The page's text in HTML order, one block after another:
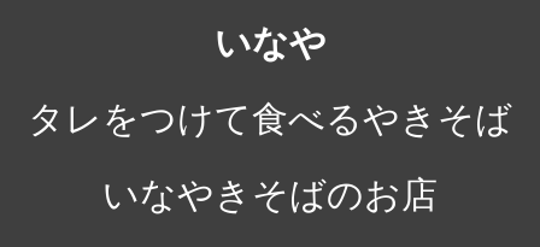
いなや
タレをつけて食べるやきそば
いなやきそばのお店